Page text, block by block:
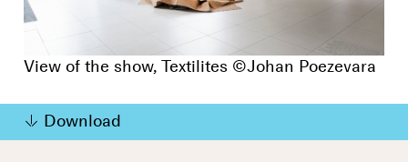
View of the show, Textilites ©Johan Poezevara
Download